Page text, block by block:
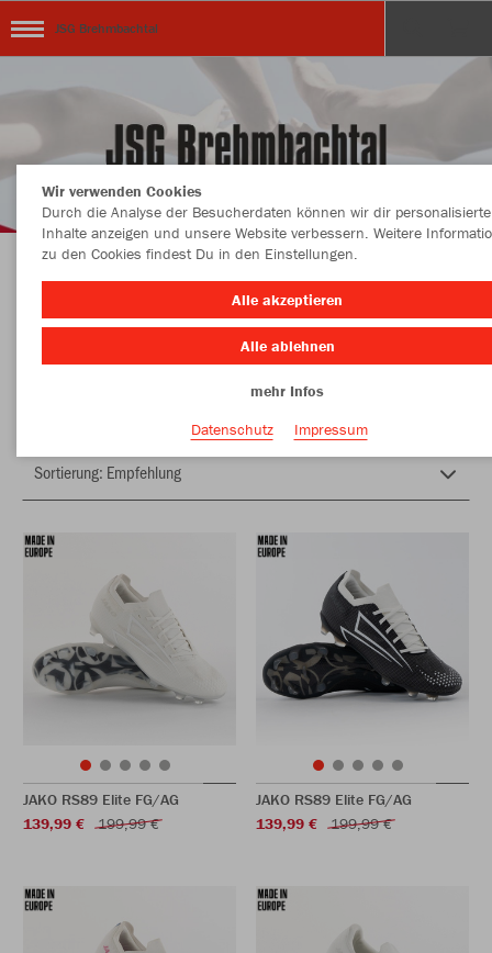
JSG Brehmbachtal
JSG Brehmbachtal
JAKO RS89 Elite FG/AG
139,99 €
199,99 €
JAKO RS89 Elite FG/AG
139,99 €
199,99 €
Wir verwenden Cookies
Durch die Analyse der Besucherdaten können wir dir personalisierte
Inhalte anzeigen und unsere Website verbessern. Weitere
zu den Cookies findest Du in den Einstellungen.
Alle akzeptieren
Alle ablehnen
mehr Infos
Datenschutz
Impressum